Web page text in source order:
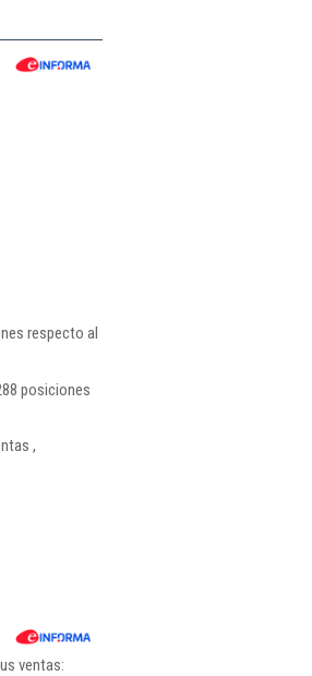
respecto al
posiciones
,
ventas: